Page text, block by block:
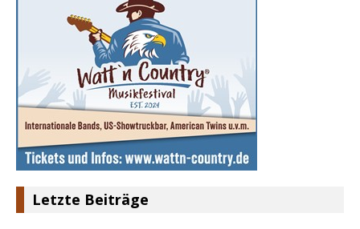
Letzte Beiträge